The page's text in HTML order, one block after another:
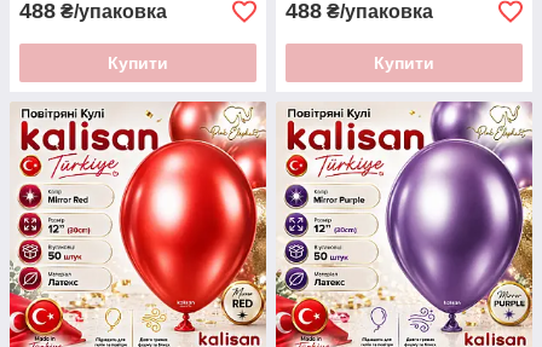
488 ₴/упаковка
Купити
488 ₴/упаковка
Купити